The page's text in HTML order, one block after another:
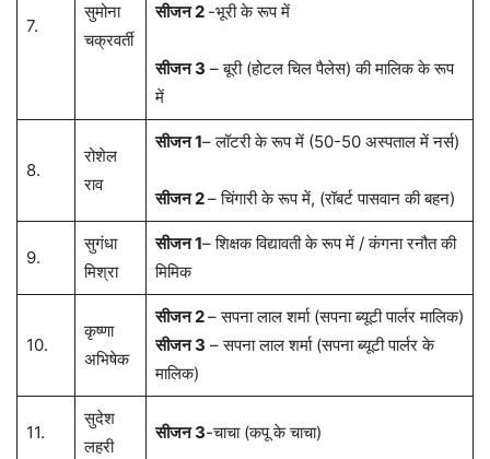
7.
सुमोना
चक्रवर्ती
सीजन 2 -भूरी के रूप में
सीजन 3 – बूरी (होटल चिल पैलेस) की मालिक के रूप
में
8.
रोशेल
राव
सीजन 1– लॉटरी के रूप में (50-50 अस्पताल में नर्स)
सीजन 2– चिंगारी के रूप में, (रॉबर्ट पासवान की बहन)
9.
सुगंधा
मिश्रा
सीजन 1– शिक्षक विद्यावती के रूप में / कंगना रनौत की
मिमिक
10.
कृष्णा
अभिषेक
सीजन 2– सपना लाल शर्मा (सपना ब्यूटी पार्लर मालिक)
सीजन 3 – सपना लाल शर्मा (सपना ब्यूटी पार्लर के
मालिक)
11.
सुदेश
लहरी
सीजन 3-चाचा (कपू के चाचा)